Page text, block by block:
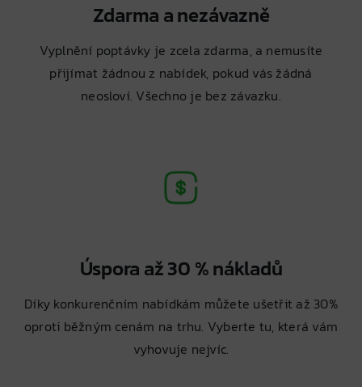
Zdarma a nezávazně
Vyplnění poptávky je zcela zdarma, a nemusíte
přijímat žádnou z nabídek, pokud vás žádná
neosloví. Všechno je bez závazku.
Úspora až 30 % nákladů
Díky konkurenčním nabídkám můžete ušetřit až 30%
oproti běžným cenám na trhu. Vyberte tu, která vám
vyhovuje nejvíc.